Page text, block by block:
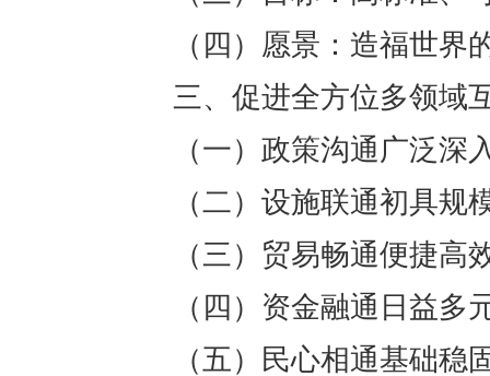
（四）愿景：造福世界
三、促进全方位多领域
（一）政策沟通广泛深
（二）设施联通初具规
（三）贸易畅通便捷高
（四）资金融通日益多
（五）民心相通基础稳